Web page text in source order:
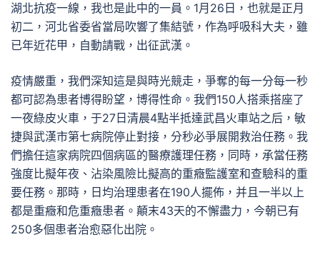
湖北抗疫一線，我也是此中的一員。1月26日，也就是正月
初二，河北省委省當局吹響了集結號，作為呼吸科大夫，雖
已年近花甲，自動請戰，出征武漢。
疫情嚴重，我們深知這是與時光競走，爭奪的每一分每一秒
都可認為患者博得盼望，博得性命。我們150人搭乘搭座了
一夜綠皮火車，于27日清晨4點半抵達武昌火車站之后，敏
捷與武漢市第七病院停止對接，分秒必爭展開救治任務。我
們擔任這家病院四個病區的醫療護理任務，同時，承當任務
強度比擬年夜、沾染風險比擬高的重癥監護室和查驗科的重
要任務。那時，日均治理患者在190人擺佈，并且一半以上
都是重癥和危重癥患者。顛末43天的不懈盡力，今朝已有
250多個患者治愈惡化出院。